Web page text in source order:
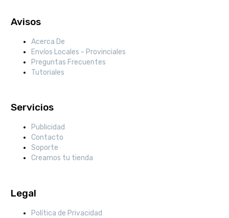
Avisos
Acerca De
Envíos Locales - Provinciales
Preguntas Frecuentes
Tutoriales
Servicios
Publicidad
Contacto
Soporte
Creamos tu tienda
Legal
Política de Privacidad